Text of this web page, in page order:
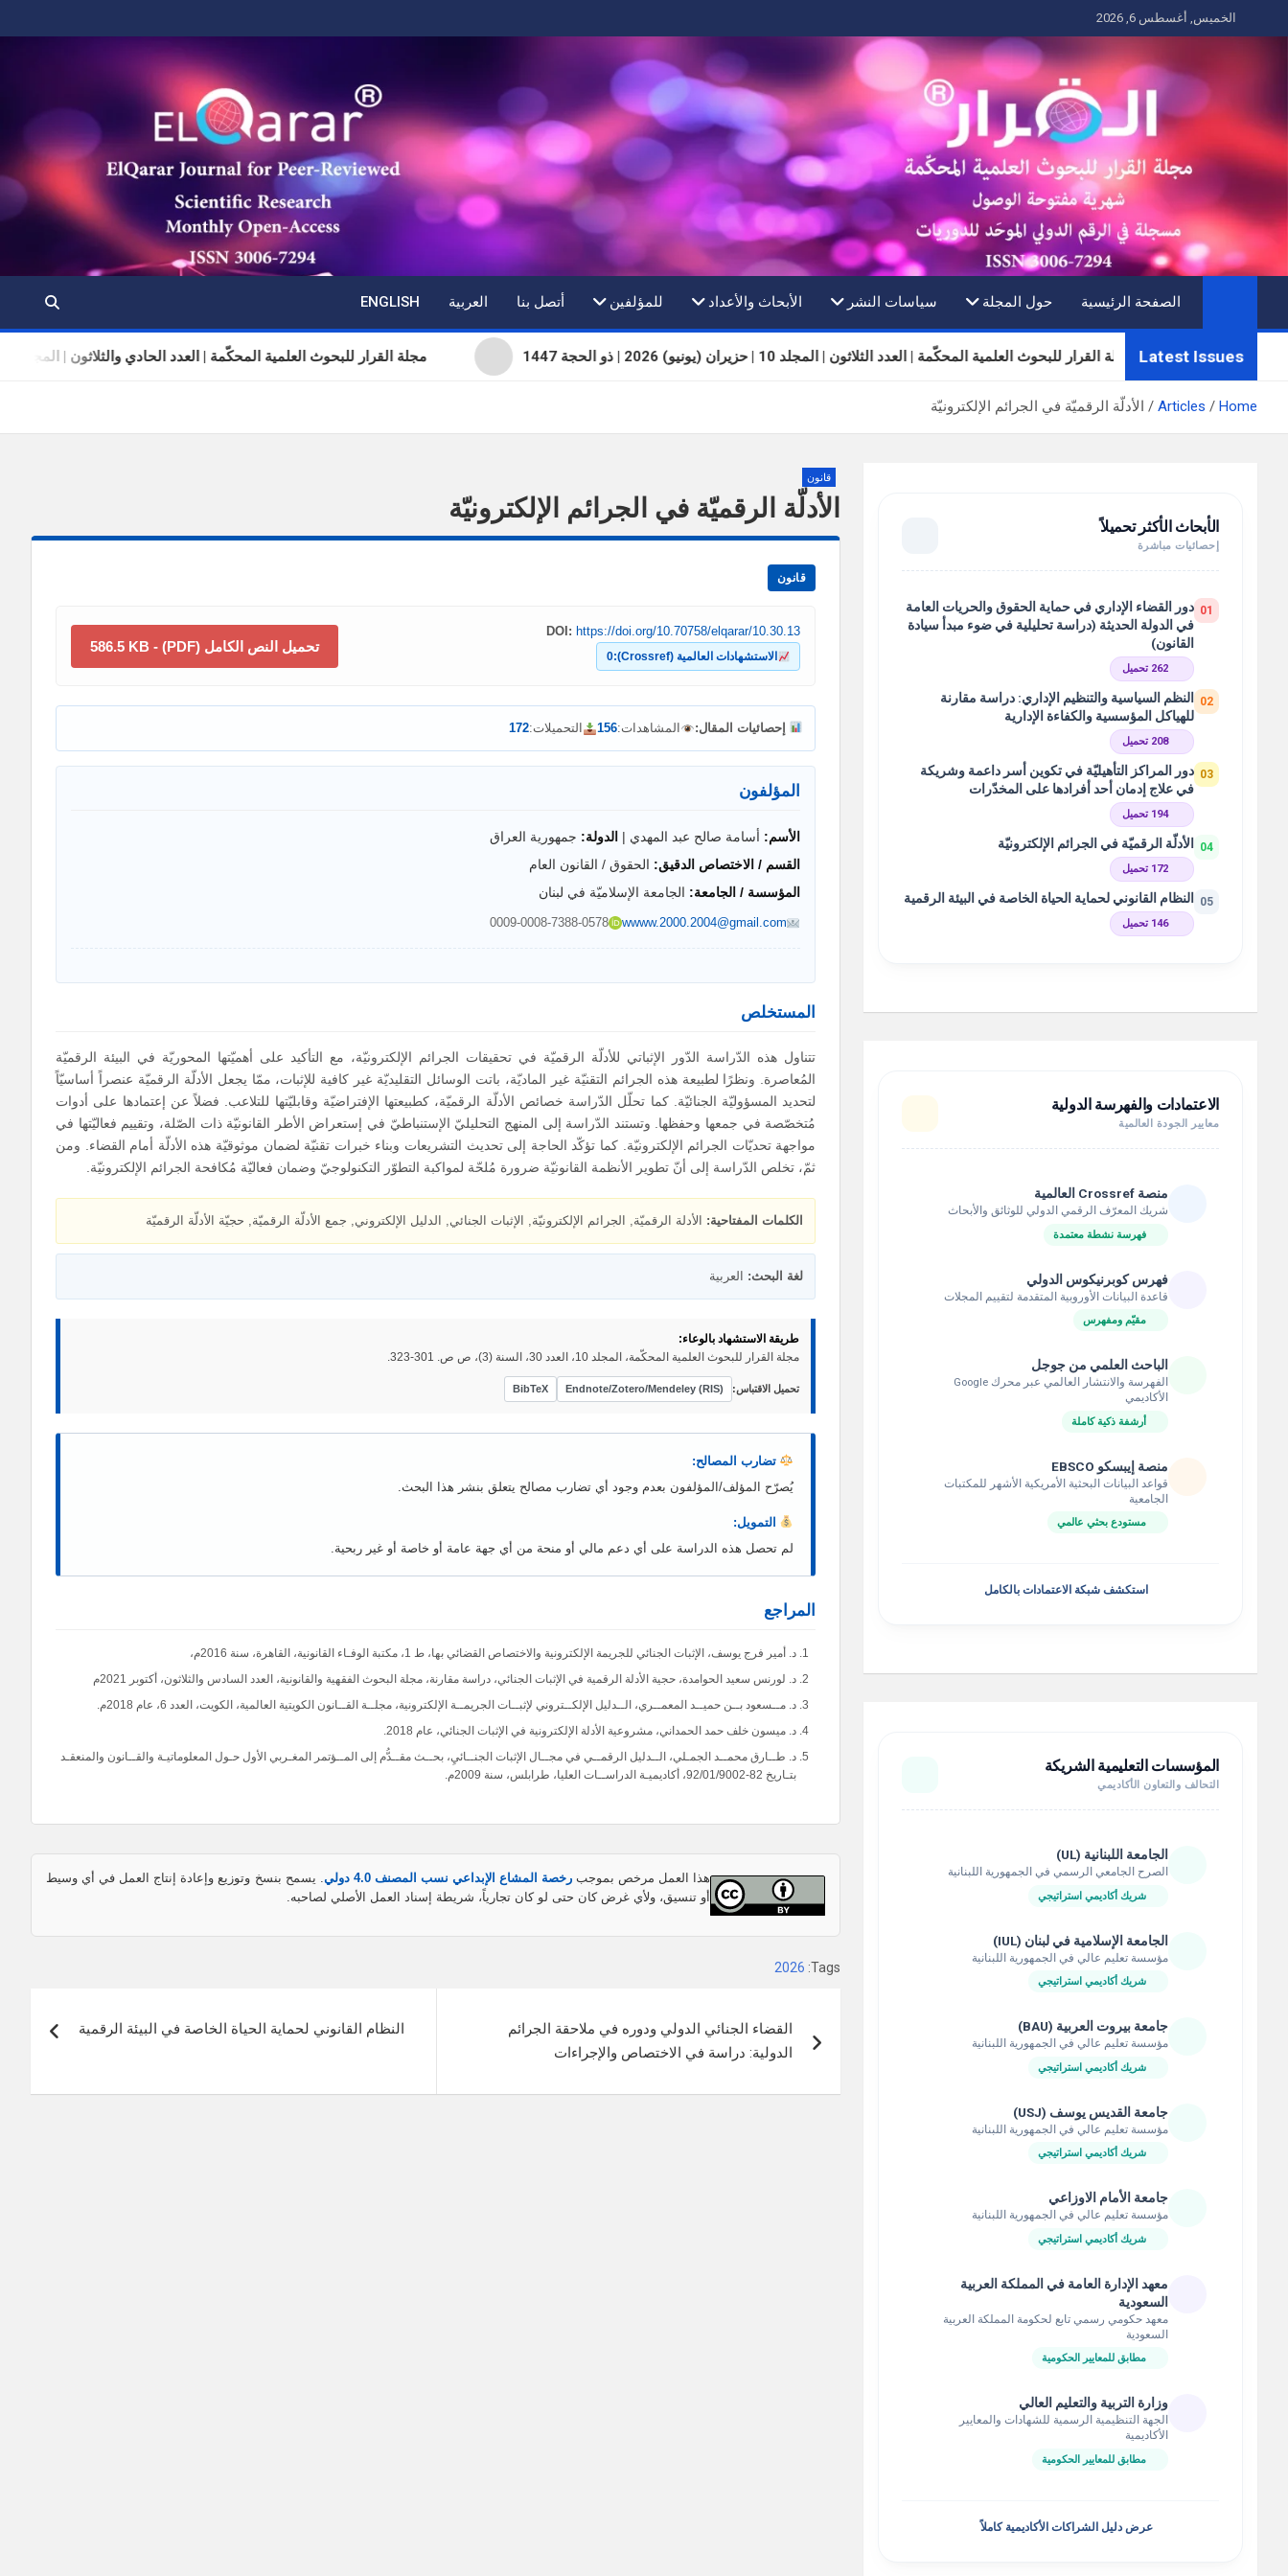
to
الخميس, أغسطس 6, 2026
الصفحة الرئيسية حول المجلة سياسات النشر الأبحاث والأعداد للمؤلفين أتصل بنا العربية ENGLISH
Latest Issues مجلة القرار للبحوث العلمية المحكّمة | العدد الحادي والثلاثون | المجلد 11 | تموز (يوليو) مجلة القرار للبحوث العلمية المحكّمة | العدد الثلاثون | المجلد 10 | حزيران (يونيو) 2026 | ذو الحجة 1447
Home
Articles الأدلّة الرقميّة في الجرائم الإلكترونيّة
قانون
الأدلّة الرقميّة في الجرائم الإلكترونيّة
قانون
DOI: https://doi.org/10.70758/elqarar/10.30.13
الاستشهادات العالمية (Crossref): 0
تحميل النص الكامل (PDF) - 586.5 KB
إحصائيات المقال: المشاهدات:156 التحميلات:172
المؤلفون
الأسم: أسامة صالح عبد المهدي | الدولة: جمهورية العراق
القسم / الاختصاص الدقيق: الحقوق / القانون العام
المؤسسة / الجامعة: الجامعة الإسلاميّة في لبنان
wwww.2000.2004@gmail.com
0009-0008-7388-0578
المستخلص
تتناول هذه الدّراسة الدّور الإثباتي للأدلّة الرقميّة في تحقيقات الجرائم الإلكترونيّة، مع التأكيد على أهميّتها المحوريّة في البيئة الرقميّة
المُعاصرة. ونظرًا لطبيعة هذه الجرائم التقنيّة غير الماديّة، باتت الوسائل التقليديّة غير كافية للإثبات، ممّا يجعل الأدلّة الرقميّة عنصراً أساسيّاً
لتحديد المسؤوليّة الجنائيّة. كما تحلّل الدّراسة خصائص الأدلّة الرقميّة، كطبيعتها الإفتراضيّة وقابليّتها للتلاعب. فضلاً عن إعتمادها على أدوات
مُتخصّصة في جمعها وحفظها. وتستند الدّراسة إلى المنهج التحليليّ الإستنباطيّ في إستعراض الأطر القانونيّة ذات الصّلة، وتقييم فعاليّتها في
مواجهة تحديّات الجرائم الإلكترونيّة. كما تؤكّد الحاجة إلى تحديث التشريعات وبناء خبرات تقنيّة لضمان موثوقيّة هذه الأدلّة أمام القضاء. ومن
ثمّ، تخلص الدّراسة إلى أنّ تطوير الأنظمة القانونيّة ضرورة مُلحّة لمواكبة التطوّر التكنولوجيّ وضمان فعاليّة مُكافحة الجرائم الإلكترونيّة.
الكلمات المفتاحية: الأدلة الرقميّة, الجرائم الإلكترونيّة, الإثبات الجنائي, الدليل الإلكتروني, جمع الأدلّة الرقميّة, حجيّة الأدلّة الرقميّة
لغة البحث: العربية
طريقة الاستشهاد بالوعاء:
مجلة القرار للبحوث العلمية المحكّمة، المجلد 10، العدد 30، السنة (3)، ص ص. 301-323.
تحميل الاقتباس: Endnote/Zotero/Mendeley (RIS)
BibTeX
تضارب المصالح:
يُصرّح المؤلف/المؤلفون بعدم وجود أي تضارب مصالح يتعلق بنشر هذا البحث.
التمويل:
لم تحصل هذه الدراسة على أي دعم مالي أو منحة من أي جهة عامة أو خاصة أو غير ربحية.
المراجع
د. أمير فرج يوسف، الإثبات الجنائي للجريمة الإلكترونية والاختصاص القضائي بها، ط 1، مكتبة الوفـاء القانونية، القاهرة، سنة 2016م،
د. لورنس سعيد الحوامدة، حجية الأدلة الرقمية في الإثبات الجنائي، دراسة مقارنة، مجلة البحوث الفقهية والقانونية، العدد السادس والثلاثون، أكتوبر 2021م
د. مــسعود بــن حميــد المعمــري، الــدليل الإلكــتروني لإثبــات الجريمــة الإلكترونية، مجلــة القــانون الكويتية العالمية، الكويت، العدد 6، عام 2018م.
د. ميسون خلف حمد الحمداني، مشروعية الأدلة الإلكترونية في الإثبات الجنائي، عام 2018.
د. طــارق محمــد الجمـلي، الــدليل الرقمــي في مجــال الإثبات الجنــائيِ، بحــث مقــدُّم إلى المــؤتمر المغـربي الأول حـول المعلوماتيـة والقــانون والمنعقـد
بتـاريخ 82-92/01/9002، أكاديميـة الدراســات العليا، طرابلس، سنة 2009م.
هذا العمل مرخص بموجب رخصة المشاع الإبداعي نسب المصنف 4.0 دولي
. يسمح بنسخ وتوزيع وإعادة إنتاج العمل في أي وسيط
أو تنسيق، ولأي غرض كان حتى لو كان تجارياً، شريطة إسناد العمل الأصلي لصاحبه.
Tags:
2026
المقالات
القضاء الجنائي الدولي ودوره في ملاحقة الجرائم
الدولية: دراسة في الاختصاص والإجراءات
النظام القانوني لحماية الحياة الخاصة في البيئة الرقمية
الأبحاث الأكثر تحميلاً
إحصائيات مباشرة
01 دور القضاء الإداري في حماية الحقوق والحريات العامة
في الدولة الحديثة (دراسة تحليلية في ضوء مبدأ سيادة
القانون)
262 تحميل
02
النظم السياسية والتنظيم الإداري: دراسة مقارنة
للهياكل المؤسسية والكفاءة الإدارية
208 تحميل
03 دور المراكز التأهيليّة في تكوين أسر داعمة وشريكة
في علاج إدمان أحد أفرادها على المخدّرات
194 تحميل
04 الأدلّة الرقميّة في الجرائم الإلكترونيّة
172 تحميل
05 النظام القانوني لحماية الحياة الخاصة في البيئة الرقمية
146 تحميل
الاعتمادات والفهرسة الدولية
معايير الجودة العالمية
منصة Crossref العالمية
شريك المعرّف الرقمي الدولي للوثائق والأبحاث
فهرسة نشطة معتمدة
فهرس كوبرنيكوس الدولي
قاعدة البيانات الأوروبية المتقدمة لتقييم المجلات
مقيّم ومفهرس
الباحث العلمي من جوجل
الفهرسة والانتشار العالمي عبر محرك Google
الأكاديمي
أرشفة ذكية كاملة
منصة إيبسكو EBSCO
قواعد البيانات البحثية الأمريكية الأشهر للمكتبات
الجامعية
مستودع بحثي عالمي
استكشف شبكة الاعتمادات بالكامل
المؤسسات التعليمية الشريكة
التحالف والتعاون الأكاديمي
الجامعة اللبنانية (UL)
الصرح الجامعي الرسمي في الجمهورية اللبنانية
شريك أكاديمي استراتيجي
الجامعة الإسلامية في لبنان (IUL)
مؤسسة تعليم عالي في الجمهورية اللبنانية
شريك أكاديمي استراتيجي
جامعة بيروت العربية (BAU)
مؤسسة تعليم عالي في الجمهورية اللبنانية
شريك أكاديمي استراتيجي
جامعة القديس يوسف (USJ)
مؤسسة تعليم عالي في الجمهورية اللبنانية
شريك أكاديمي استراتيجي
جامعة الأمام الاوزاعي
مؤسسة تعليم عالي في الجمهورية اللبنانية
شريك أكاديمي استراتيجي
معهد الإدارة العامة في المملكة العربية
السعودية
معهد حكومي رسمي تابع لحكومة المملكة العربية
السعودية
مطابق للمعايير الحكومية
وزارة التربية والتعليم العالي
الجهة التنظيمية الرسمية للشهادات والمعايير
الأكاديمية
مطابق للمعايير الحكومية
عرض دليل الشراكات الأكاديمية كاملاً